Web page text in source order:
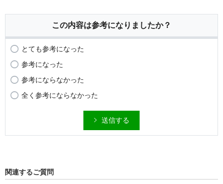
この内容は参考になりましたか？
とても参考になった
参考になった
参考にならなかった
全く参考にならなかった
送信する
関連するご質問